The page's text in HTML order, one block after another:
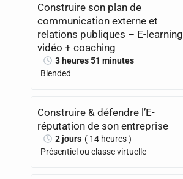
Construire son plan de
communication externe et
relations publiques – E-learning
vidéo + coaching
3 heures 51 minutes
Blended
Construire & défendre l’E-
réputation de son entreprise
2 jours ( 14 heures )
Présentiel ou classe virtuelle